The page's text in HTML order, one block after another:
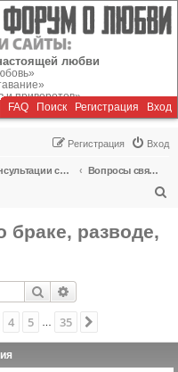
любви
и приворотов»
FAQ Поиск Регистрация Вход
Вход
Регистрация
Консультации специалистов
Вопросы священнику о браке, разводе, расставании
разводе,
Поиск
из 35
4 5 35